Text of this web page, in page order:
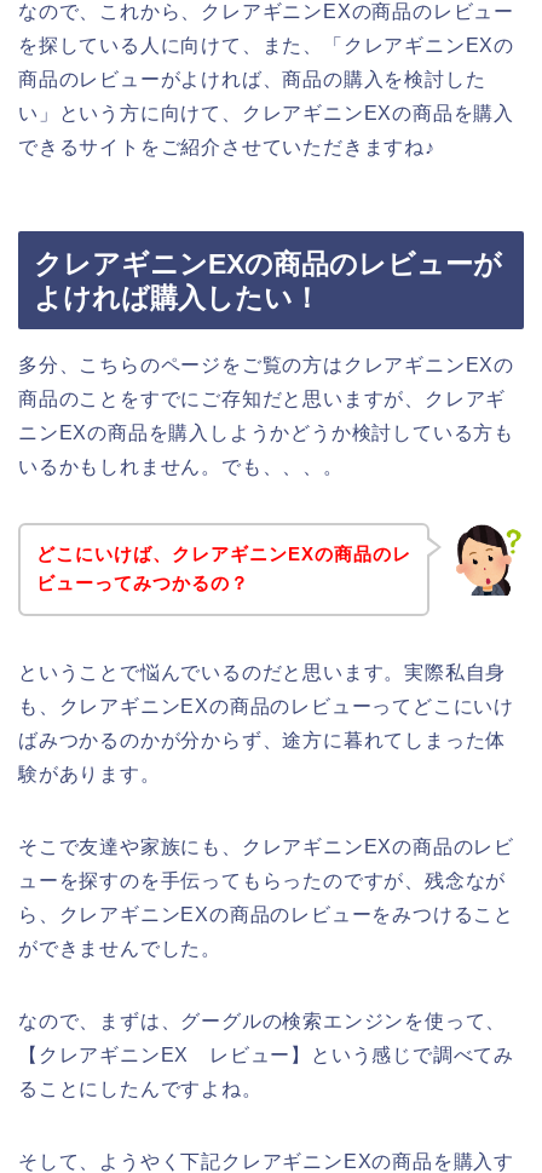
なので、これから、クレアギニンEXの商品のレビュー
を探している人に向けて、また、「クレアギニンEXの
商品のレビューがよければ、商品の購入を検討した
い」という方に向けて、クレアギニンEXの商品を購入
できるサイトをご紹介させていただきますね♪
クレアギニンEXの商品のレビューが
よければ購入したい！
多分、こちらのページをご覧の方はクレアギニンEXの
商品のことをすでにご存知だと思いますが、クレアギ
ニンEXの商品を購入しようかどうか検討している方も
いるかもしれません。でも、、、。
どこにいけば、クレアギニンEXの商品のレ
ビューってみつかるの？
ということで悩んでいるのだと思います。実際私自身
も、クレアギニンEXの商品のレビューってどこにいけ
ばみつかるのかが分からず、途方に暮れてしまった体
験があります。
そこで友達や家族にも、クレアギニンEXの商品のレビ
ューを探すのを手伝ってもらったのですが、残念なが
ら、クレアギニンEXの商品のレビューをみつけること
ができませんでした。
なので、まずは、グーグルの検索エンジンを使って、
【クレアギニンEX レビュー】という感じで調べてみ
ることにしたんですよね。
そして、ようやく下記クレアギニンEXの商品を購入す